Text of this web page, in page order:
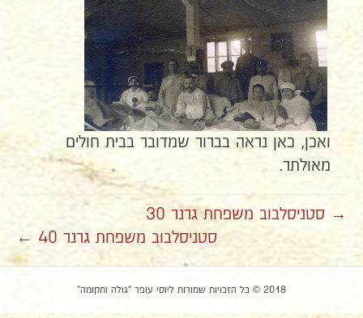
ואכן, כאן נראה בברור שמדובר בבית חולים
מאולתר.
→ סטניסלבוב משפחת גרנר 30
סטניסלבוב משפחת גרנר 40 ←
2018 © כל הזכויות שמורות ליוסי עופר "גולה ותקומה"